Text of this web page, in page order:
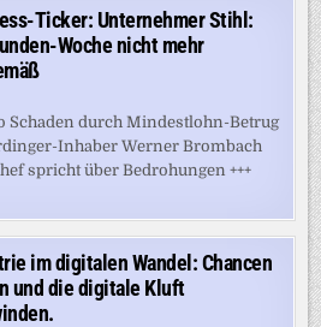
Ticker: Unternehmer Stihl:
Woche nicht mehr
Schaden durch Mindestlohn-Betrug
Inhaber Werner Brombach
spricht über Bedrohungen +++
im digitalen Wandel: Chancen
und die digitale Kluft